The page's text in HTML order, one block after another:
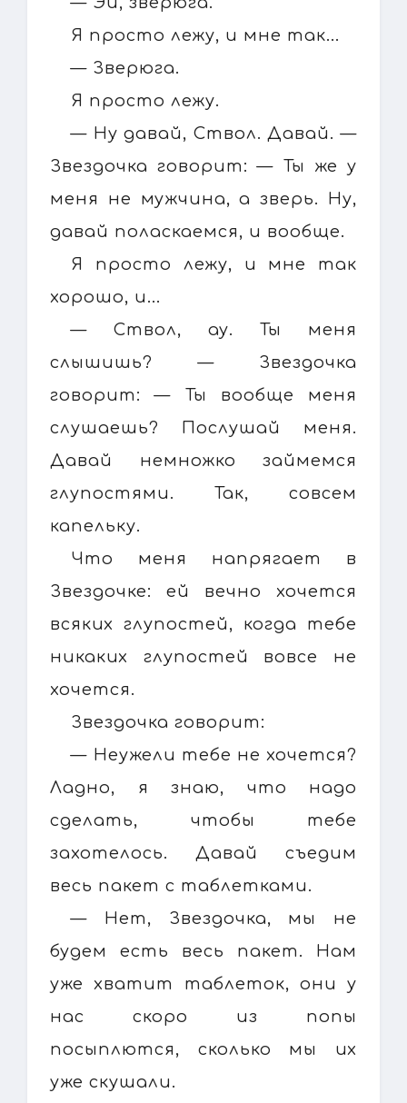
Я просто лежу, и мне так...
— Зверюга.
Я просто лежу.
— Ну давай, Ствол. Давай. —
Звездочка говорит: — Ты же у
меня не мужчина, а зверь. Ну,
давай поласкаемся, и вообще.
Я просто лежу, и мне так
хорошо, и...
— Ствол, ау. Ты меня
слышишь? — Звездочка
говорит: — Ты вообще меня
слушаешь? Послушай меня.
Давай немножко займемся
глупостями. Так, совсем
капельку.
Что меня напрягает в
Звездочке: ей вечно хочется
всяких глупостей, когда тебе
никаких глупостей вовсе не
хочется.
Звездочка говорит:
— Неужели тебе не хочется?
Ладно, я знаю, что надо
сделать, чтобы тебе
захотелось. Давай съедим
весь пакет с таблетками.
— Нет, Звездочка, мы не
будем есть весь пакет. Нам
уже хватит таблеток, они у
нас скоро из попы
посыплются, сколько мы их
уже скушали.